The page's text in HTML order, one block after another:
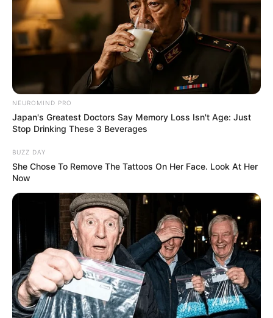
NEUROMIND PRO
Japan's Greatest Doctors Say Memory Loss Isn't Age: Just
Stop Drinking These 3 Beverages
BUZZ DAY
She Chose To Remove The Tattoos On Her Face. Look At Her
Now